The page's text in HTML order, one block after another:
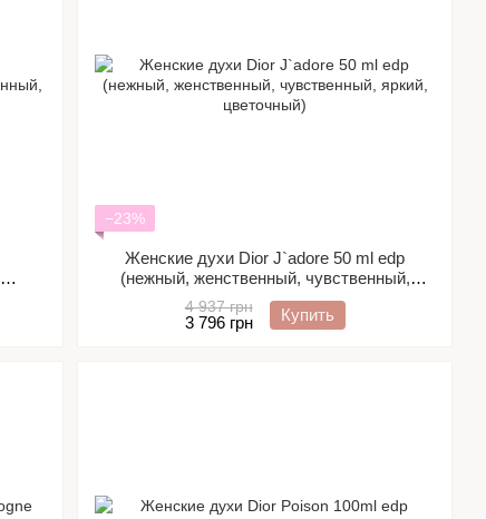
−23%
Женские духи Dior J`adore 50 ml edp
(нежный, женственный, чувственный,
яркий, цветочный)
4 937 грн
3 796 грн Купить